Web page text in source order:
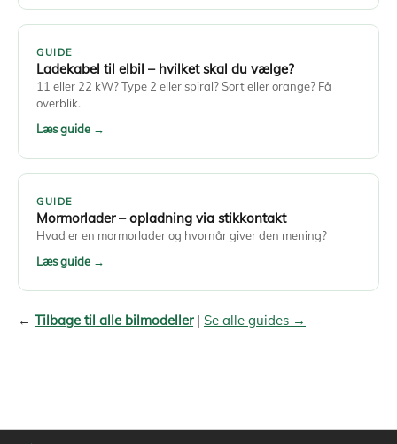
GUIDE
Ladekabel til elbil – hvilket skal du vælge?
11 eller 22 kW? Type 2 eller spiral? Sort eller orange? Få
overblik.
Læs guide →
GUIDE
Mormorlader – opladning via stikkontakt
Hvad er en mormorlader og hvornår giver den mening?
Læs guide →
← Tilbage til alle bilmodeller| Se alle guides →